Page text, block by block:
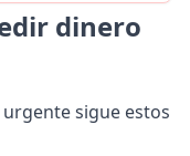
dinero
sigue estos